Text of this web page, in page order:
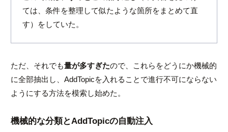
ては、条件を整理して似たような箇所をまとめて直
す）をしていた。
ただ、それでも量が多すぎたので、これらをどうにか機械的
に全部抽出し、 AddTopicを入れることで進行不可にならない
ようにする方法を模索し始めた。
機械的な分類とAddTopicの自動注入